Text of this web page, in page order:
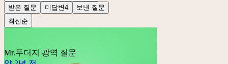
받은 질문 미답변4
보낸 질문
최신순
Mr.두더지
광역 질문